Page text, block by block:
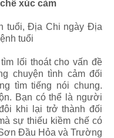
xúc cảm
tuổi, Địa Chi ngày Địa
tuổi
lối thoát cho vấn đề
chuyện tình cảm đối
tìm tiếng nói chung.
Bạn có thể là người
khi lại trở thành đối
sự thiếu kiềm chế có
Đầu Hỏa và Trường